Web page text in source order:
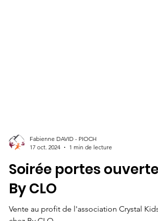
Fabienne DAVID - PIOCH
17 oct. 2024
1 min de lecture
Soirée portes ouvertes
By CLO